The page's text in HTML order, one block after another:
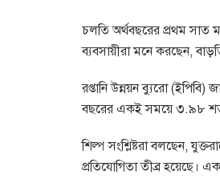
চলতি অর্থবছরের প্রথম সাত
ব্যবসায়ীরা মনে করছেন,
রপ্তানি উন্নয়ন ব্যুরো
বছরের একই সময়ে ৩.৯৮
শিল্প সংশ্লিষ্টরা বলছেন,
প্রতিযোগিতা তীব্র হয়েছে।